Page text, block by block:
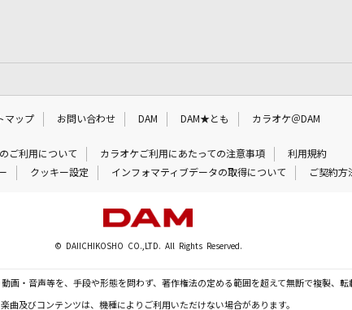
マップ お問い合わせ DAM DAM★とも カラオケ＠DAM
ご利用について カラオケご利用にあたっての注意事項
利用規約
クッキー設定 インフォマティブデータの取得について ご契約方
© DAIICHIKOSHO CO.,LTD. All Rights Reserved.
画・音声等を、手段や形態を問わず、著作権法の定める範囲を超えて無断で複製、転
楽曲及びコンテンツは、機種によりご利用いただけない場合があります。